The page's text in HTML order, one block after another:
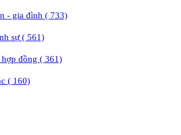
- gia đình ( 733)
sự ( 561)
đồng ( 361)
( 160)